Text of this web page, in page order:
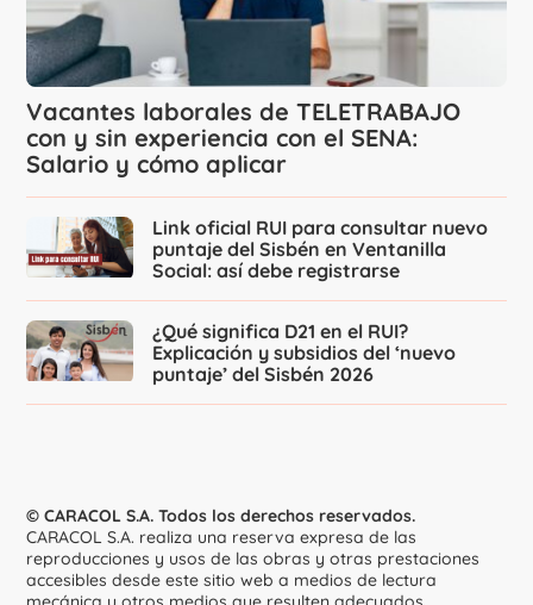
Vacantes laborales de TELETRABAJO
con y sin experiencia con el SENA:
Salario y cómo aplicar
Link oficial RUI para consultar nuevo
puntaje del Sisbén en Ventanilla
Social: así debe registrarse
¿Qué significa D21 en el RUI?
Explicación y subsidios del ‘nuevo
puntaje’ del Sisbén 2026
© CARACOL S.A. Todos los derechos reservados.
CARACOL S.A. realiza una reserva expresa de las
reproducciones y usos de las obras y otras prestaciones
accesibles desde este sitio web a medios de lectura